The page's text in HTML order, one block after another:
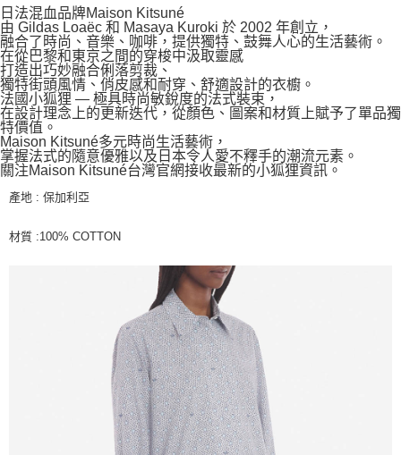
每筆NT$100，滿NT$3,000(含以上)免運費
日法混血品牌Maison Kitsuné
由 Gildas Loaëc 和 Masaya Kuroki 於 2002 年創立，
融合了時尚、音樂、咖啡，提供獨特、鼓舞人心的生活藝術。
在從巴黎和東京之間的穿梭中汲取靈感
打造出巧妙融合俐落剪裁、
獨特街頭風情、俏皮感和耐穿、舒適設計的衣櫥。
法國小狐狸 — 極具時尚敏銳度的法式裝束，
在設計理念上的更新迭代，從顏色、圖案和材質上賦予了單品獨
特價值。
Maison Kitsuné多元時尚生活藝術，
掌握法式的隨意優雅以及日本令人愛不釋手的潮流元素。
關注Maison Kitsuné台灣官網接收最新的小狐狸資訊。
產地 : 保加利亞
材質 :100% COTTON